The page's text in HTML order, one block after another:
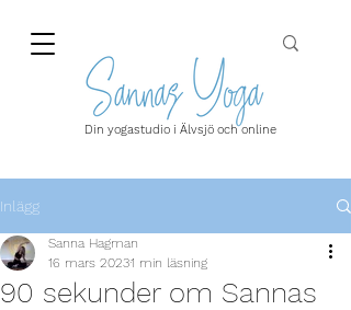
Din yogastudio i Älvsjö och online
Inlägg
90 sekunder om Sannas
Sanna Hagman
16 mars 20231 min läsning